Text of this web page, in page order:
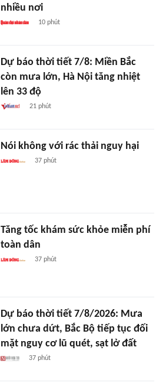
nhiều nơi
10 phút
Dự báo thời tiết 7/8: Miền Bắc
còn mưa lớn, Hà Nội tăng nhiệt
lên 33 độ
21 phút
Nói không với rác thải nguy hại
37 phút
Tăng tốc khám sức khỏe miễn phí
toàn dân
37 phút
Dự báo thời tiết 7/8/2026: Mưa
lớn chưa dứt, Bắc Bộ tiếp tục đối
mặt nguy cơ lũ quét, sạt lở đất
37 phút